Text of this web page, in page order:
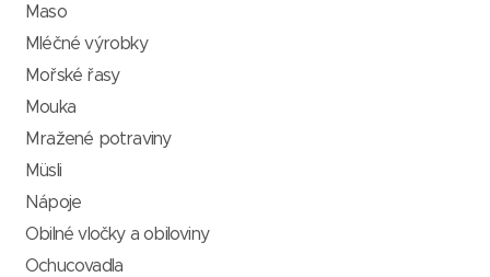
Maso
Mléčné výrobky
Mořské řasy
Mouka
Mražené potraviny
Müsli
Nápoje
Obilné vločky a obiloviny
Ochucovadla